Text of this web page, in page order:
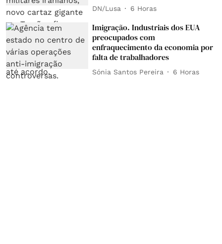
DN/Lusa 6 Horas
Imigração. Industriais dos EUA
preocupados com
enfraquecimento da economia por
falta de trabalhadores
Sónia Santos Pereira 6 Horas